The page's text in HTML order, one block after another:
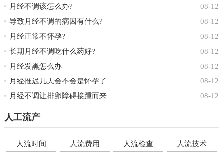
08-12
月经不调该怎么办?
08-12
导致月经不调的病因有什么?
08-12
月经正常不怀孕?
08-12
长期月经不调吃什么药好?
08-12
月经发黑怎么办
08-12
月经推迟几天会不会是怀孕了
08-12
月经不调让排卵障碍接踵而来
人工流产
人流时间 人流费用 人流检查 人流技术